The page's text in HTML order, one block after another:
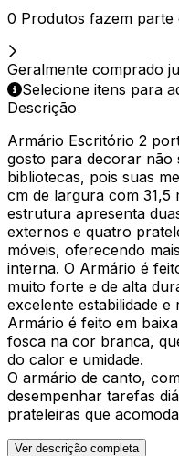
0 Produtos fazem parte
Geralmente comprado
Selecione itens para
Descrição
Armário Escritório 2
gosto para decorar não
bibliotecas, pois suas
cm de largura com 31,5
estrutura apresenta
externos e quatro
móveis, oferecendo
interna. O Armário é
muito forte e de alta
excelente estabilidade e
Armário é feito em
fosca na cor branca,
do calor e umidade.
O armário de canto,
desempenhar tarefas
prateleiras que
Ver descrição completa